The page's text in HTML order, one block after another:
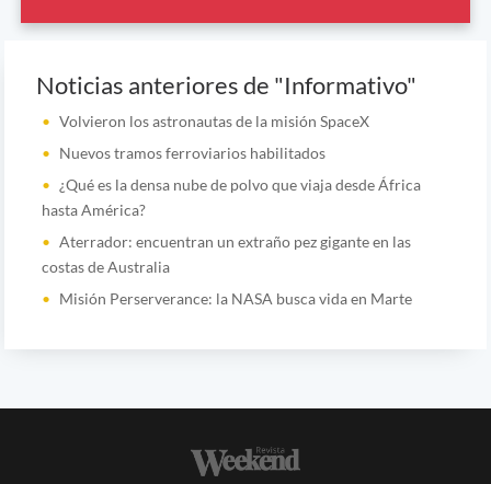
Noticias anteriores de "Informativo"
Volvieron los astronautas de la misión SpaceX
Nuevos tramos ferroviarios habilitados
¿Qué es la densa nube de polvo que viaja desde África
hasta América?
Aterrador: encuentran un extraño pez gigante en las
costas de Australia
Misión Perserverance: la NASA busca vida en Marte